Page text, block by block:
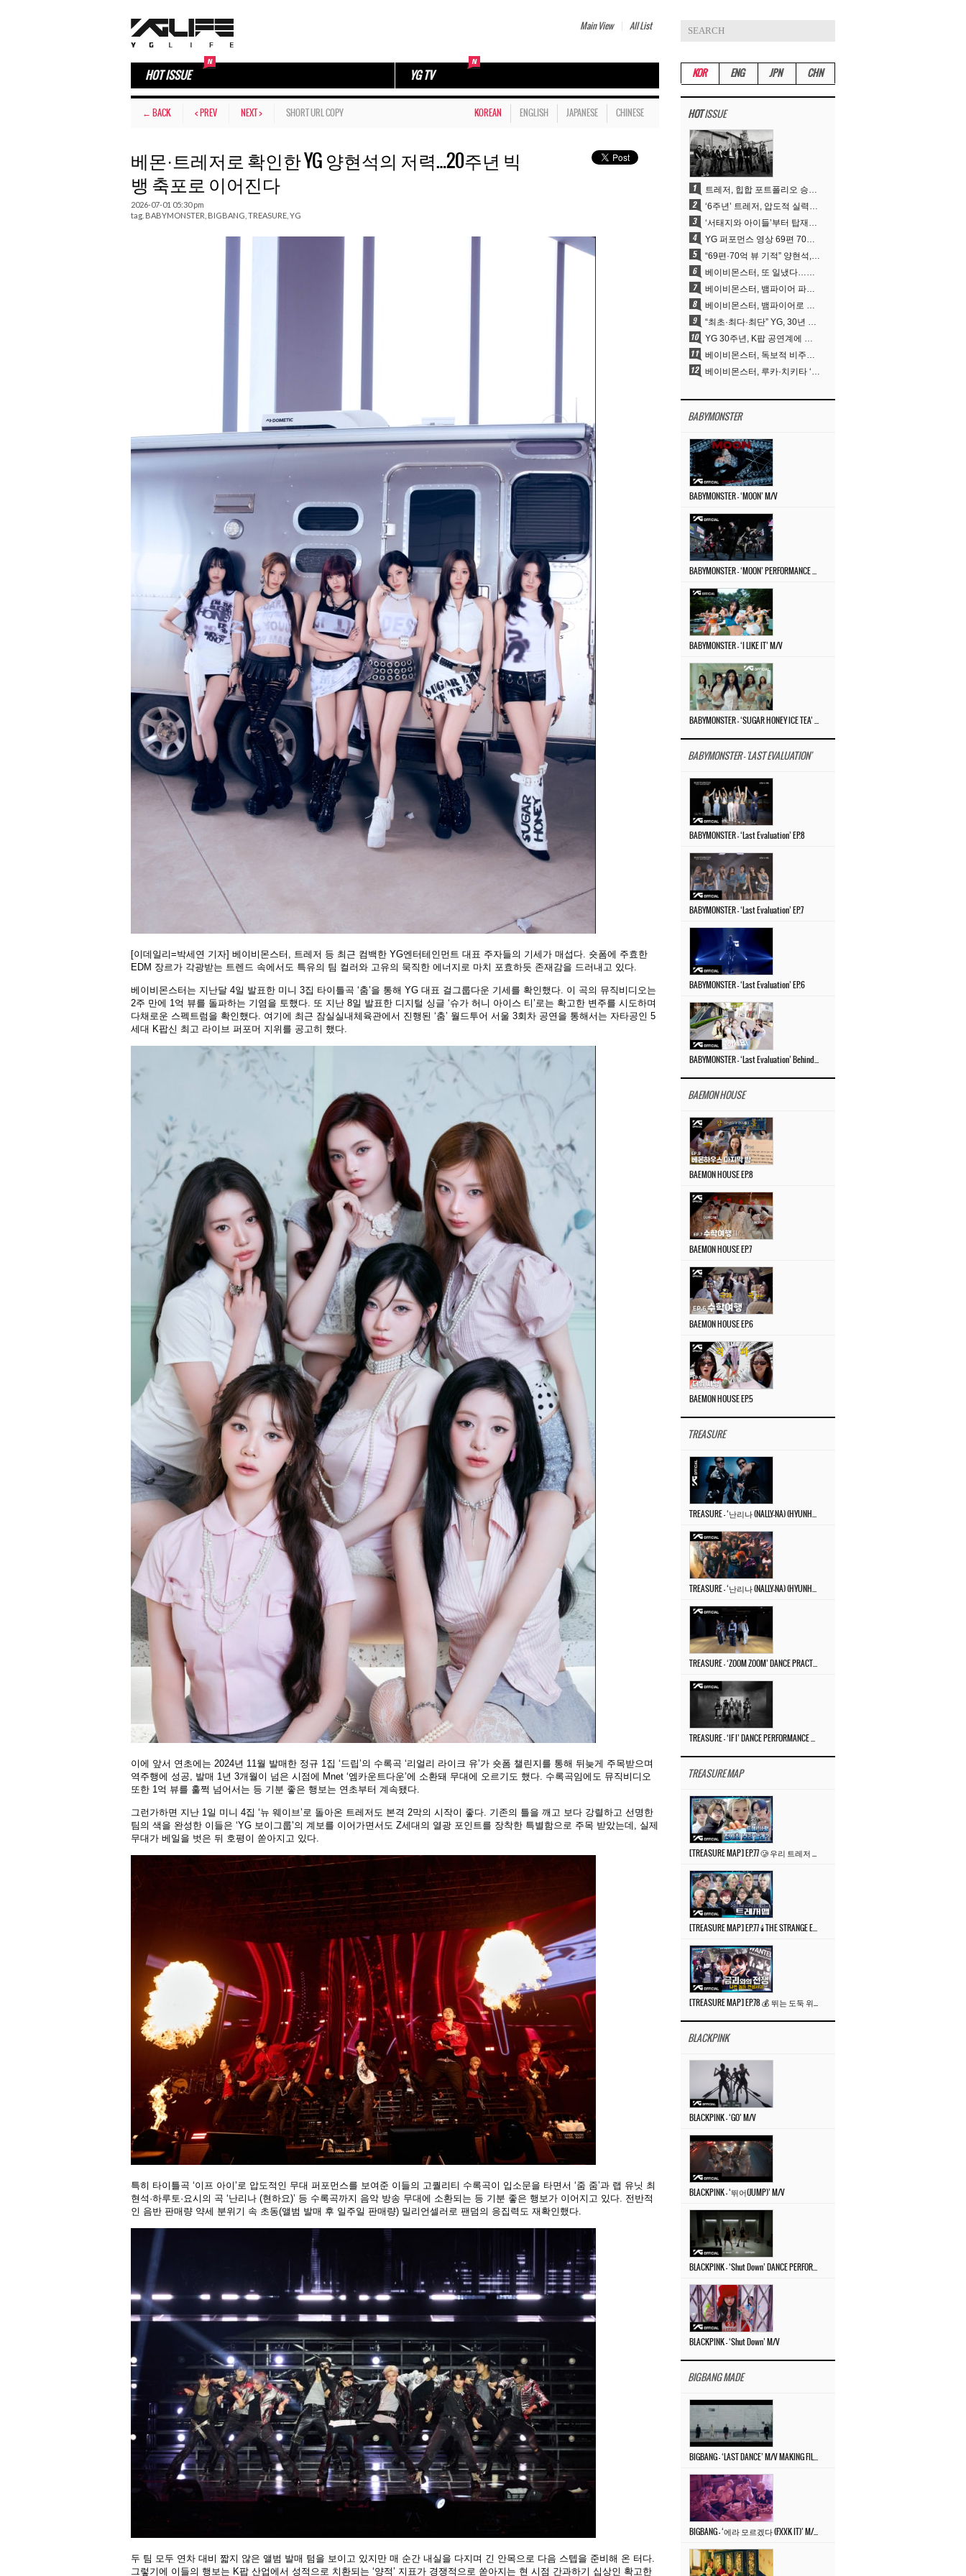
Main View All List
HOT ISSUE YG TV
← BACK < PREV NEXT > SHORT URL COPY KOREAN ENGLISH JAPANESE CHINESE
베몬·트레저로 확인한 YG 양현석의 저력…20주년 빅
뱅 축포로 이어진다
2026-07-01 05:30 pm
tag. BABYMONSTER BIGBANG TREASURE YG
[이데일리=박세연 기자] 베이비몬스터, 트레저 등 최근 컴백한 YG엔터테인먼트 대표 주자들의 기세가 매섭다. 숏폼에 주효한
EDM 장르가 각광받는 트렌드 속에서도 특유의 팀 컬러와 고유의 묵직한 에너지로 마치 포효하듯 존재감을 드러내고 있다.
베이비몬스터는 지난달 4일 발표한 미니 3집 타이틀곡 ‘춤’을 통해 YG 대표 걸그룹다운 기세를 확인했다. 이 곡의 뮤직비디오는
2주 만에 1억 뷰를 돌파하는 기염을 토했다. 또 지난 8일 발표한 디지털 싱글 ‘슈가 허니 아이스 티’로는 확고한 변주를 시도하며
다채로운 스펙트럼을 확인했다. 여기에 최근 잠실실내체육관에서 진행된 ‘춤’ 월드투어 서울 3회차 공연을 통해서는 자타공인 5
세대 K팝신 최고 라이브 퍼포머 지위를 공고히 했다.
이에 앞서 연초에는 2024년 11월 발매한 정규 1집 ‘드립’의 수록곡 ‘리얼리 라이크 유’가 숏폼 챌린지를 통해 뒤늦게 주목받으며
역주행에 성공, 발매 1년 3개월이 넘은 시점에 Mnet ‘엠카운트다운’에 소환돼 무대에 오르기도 했다. 수록곡임에도 뮤직비디오
또한 1억 뷰를 훌쩍 넘어서는 등 기분 좋은 행보는 연초부터 계속됐다.
그런가하면 지난 1일 미니 4집 ‘뉴 웨이브’로 돌아온 트레저도 본격 2막의 시작이 좋다. 기존의 틀을 깨고 보다 강렬하고 선명한
팀의 색을 완성한 이들은 ‘YG 보이그룹’의 계보를 이어가면서도 Z세대의 열광 포인트를 장착한 특별함으로 주목 받았는데, 실제
무대가 베일을 벗은 뒤 호평이 쏟아지고 있다.
특히 타이틀곡 ‘이프 아이’로 압도적인 무대 퍼포먼스를 보여준 이들의 고퀄리티 수록곡이 입소문을 타면서 ‘줌 줌’과 랩 유닛 최
현석·하루토·요시의 곡 ‘난리나 (현하요)’ 등 수록곡까지 음악 방송 무대에 소환되는 등 기분 좋은 행보가 이어지고 있다. 전반적
인 음반 판매량 약세 분위기 속 초동(앨범 발매 후 일주일 판매량) 밀리언셀러로 팬덤의 응집력도 재확인했다.
두 팀 모두 연차 대비 짧지 않은 앨범 발매 텀을 보이고 있지만 매 순간 내실을 다지며 긴 안목으로 다음 스텝을 준비해 온 터다.
그렇기에 이들의 행보는 K팝 산업에서 성적으로 치환되는 ‘양적’ 지표가 경쟁적으로 쏟아지는 현 시점 간과하기 십상인 확고한
KOR ENG JPN CHN
HOTISSUE
트레저, 힙합 포트폴리오 승부수 통했다…데뷔 6주년 새 도약
‘6주년’ 트레저, 압도적 실력으로 증명한 ‘YG의 보물’ 진가
‘서태지와 아이들’부터 탑재한 안무DNA…양현석, YG 퍼포먼스 비디오 70억 뷰 신화의 시작
YG 퍼포먼스 영상 69편 70억뷰…양현석 제작 철학 통했다
“69편·70억 뷰 기적” 양현석, YG 퍼포먼스 비디오 100% 직접 만든 이유
베이비몬스터, 또 일냈다…유튜브 월드와이드 1위
베이비몬스터, 뱀파이어 파격 변신..유튜브 트렌딩 1위 직행
베이비몬스터, 뱀파이어로 변신…‘MOON’으로 찍은 3개월 프로젝트
“최초·최다·최단” YG, 30년 뚝심이 빚어낸 K팝 투어의 새 지평
YG 30주년, K팝 공연계에 어떤 것을 남겼나
베이비몬스터, 독보적 비주얼과 압도적 소화력..’MOON’
베이비몬스터, 루카·치키타 ‘문’ 비주얼 공개…절제된 카리스마·유니크 비주얼
BABYMONSTER
BABYMONSTER – ‘MOON’ M/V
BABYMONSTER – ‘I LIKE IT’ M/V
BABYMONSTER - 'LAST EVALUATION'
BABYMONSTER – ‘Last Evaluation’ EP.8
BABYMONSTER – ‘Last Evaluation’ EP.7
BABYMONSTER – ‘Last Evaluation’ EP.6
BAEMON HOUSE
BAEMON HOUSE EP.8
BAEMON HOUSE EP.7
BAEMON HOUSE EP.6
BAEMON HOUSE EP.5
TREASURE
TREASURE MAP
BLACKPINK
BLACKPINK – ‘GO’ M/V
BLACKPINK – ‘뛰어(JUMP)’ M/V
BLACKPINK – ‘Shut Down’ M/V
BIGBANG MADE